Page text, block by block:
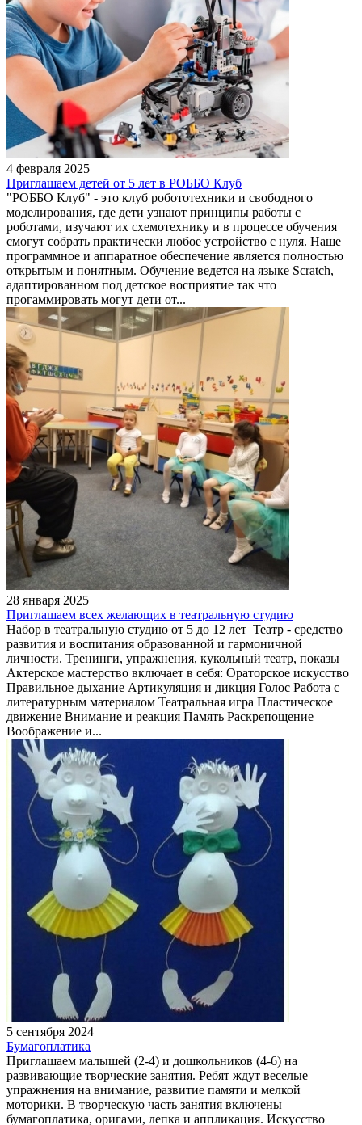
4 февраля 2025
Приглашаем детей от 5 лет в РОББО Клуб
"РОББО Клуб" - это клуб робототехники и свободного
моделирования, где дети узнают принципы работы с
роботами, изучают их схемотехнику и в процессе обучения
смогут собрать практически любое устройство с нуля. Наше
программное и аппаратное обеспечение является полностью
открытым и понятным. Обучение ведется на языке Scratch,
адаптированном под детское восприятие так что
прогаммировать могут дети от...
28 января 2025
Приглашаем всех желающих в театральную студию
Набор в театральную студию от 5 до 12 лет Театр - средство
развития и воспитания образованной и гармоничной
личности. Тренинги, упражнения, кукольный театр, показы
Актерское мастерство включает в себя: Ораторское искусство
Правильное дыхание Артикуляция и дикция Голос Работа с
литературным материалом Театральная игра Пластическое
движение Внимание и реакция Память Раскрепощение
Воображение и...
5 сентября 2024
Бумагоплатика
Приглашаем малышей (2-4) и дошкольников (4-6) на
развивающие творческие занятия. Ребят ждут веселые
упражнения на внимание, развитие памяти и мелкой
моторики. В творческую часть занятия включены
бумагоплатика, оригами, лепка и аппликация. Искусство